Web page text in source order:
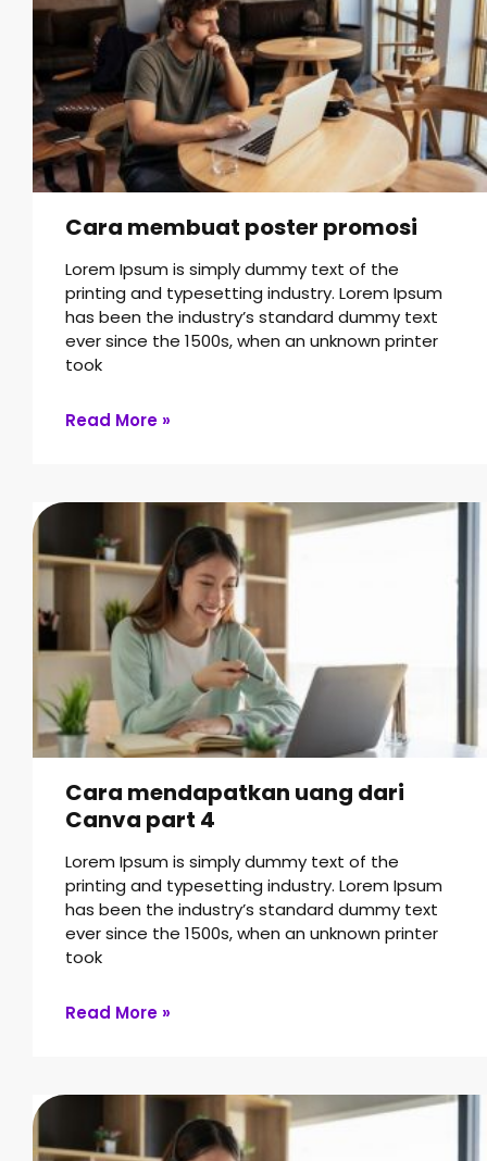
Cara membuat poster promosi
Lorem Ipsum is simply dummy text of the
printing and typesetting industry. Lorem Ipsum
has been the industry’s standard dummy text
ever since the 1500s, when an unknown printer
took
Read More »
Cara mendapatkan uang dari
Canva part 4
Lorem Ipsum is simply dummy text of the
printing and typesetting industry. Lorem Ipsum
has been the industry’s standard dummy text
ever since the 1500s, when an unknown printer
took
Read More »
e
e
e
e